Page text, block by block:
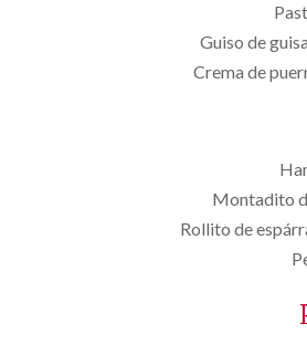
Guiso de
Crema de
Montadito
Rollito de